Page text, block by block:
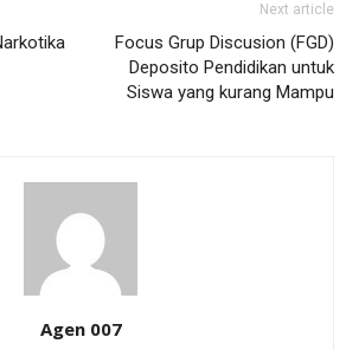
Next article
Focus Grup Discusion (FGD)
Deposito Pendidikan untuk
Siswa yang kurang Mampu
Agen 007